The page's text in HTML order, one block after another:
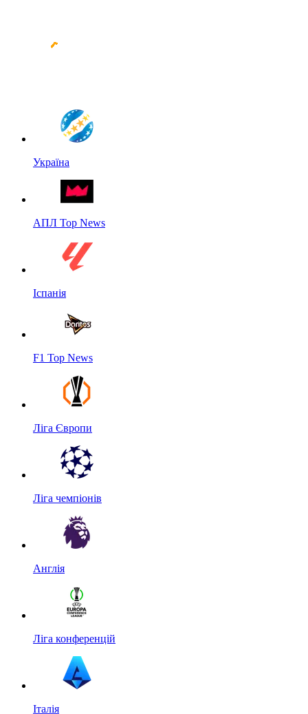
Україна
АПЛ Top News
Іспанія
F1 Top News
Ліга Європи
Ліга чемпіонів
Англія
Ліга конференцій
Італія